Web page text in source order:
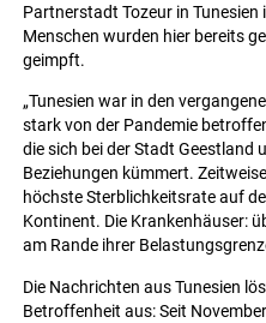
Partnerstadt Tozeur in Tunesien
Menschen wurden hier bereits
geimpft.
„Tunesien war in den
stark von der Pandemie
die sich bei der Stadt Geestland
Beziehungen kümmert.
höchste Sterblichkeitsrate auf
Kontinent. Die Krankenhäuser:
am Rande ihrer
Die Nachrichten aus Tunesien
Betroffenheit aus: Seit